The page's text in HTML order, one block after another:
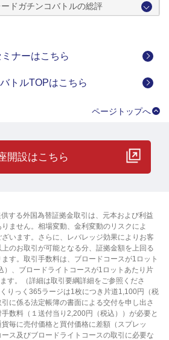
ドガチンコバトルの総評
ミナーはこちら
トルTOPはこちら
ページトップへ
開設はこちら
する外国為替証拠金取引は、元本および利益
ません。相場変動、金利変動のリスクによ
います。さらに、レバレッジ効果によりお客
のお取引が可能となる分、証拠金額を上回る
す。取引手数料は、ブロードコースが1ロット
）、ブロードライトコースが1ロットあたり片
す。（詳細は取引要綱詳細をご参照くださ
りっく365ラージは1枚につき片道1,100円（税
に係る法定帳簿の書面による交付を申し出さ
数料（１送付当り2,200円（税込））が必要と
毎に売付価格と買付価格に差額（スプレッ
ス及びブロードライトコースの取引に必要な